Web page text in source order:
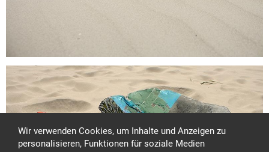
Wir verwenden Cookies, um Inhalte und Anzeigen zu
personalisieren, Funktionen für soziale Medien